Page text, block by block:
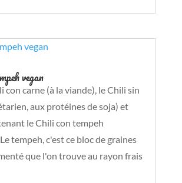
vegan
con carne (à la viande), le Chili sin
aux protéines de soja) et
le Chili con tempeh
tempeh, c'est ce bloc de graines
que l'on trouve au rayon frais